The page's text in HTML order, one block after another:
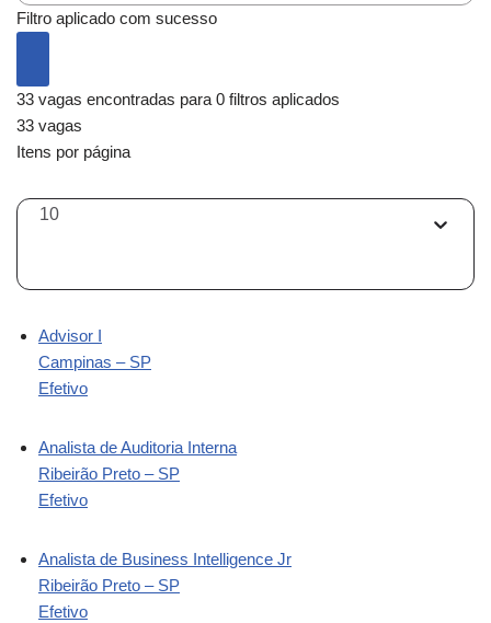
Filtro aplicado com sucesso
33 vagas encontradas para 0 filtros aplicados
33 vagas
Itens por página
10
Advisor I
Campinas – SP
Efetivo
Analista de Auditoria Interna
Ribeirão Preto – SP
Efetivo
Analista de Business Intelligence Jr
Ribeirão Preto – SP
Efetivo